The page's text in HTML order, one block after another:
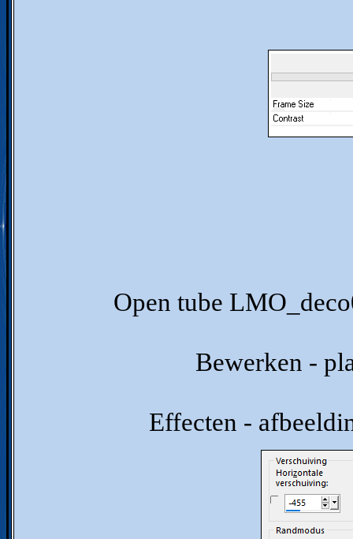
Open tube
Bewerken -
Effecten -